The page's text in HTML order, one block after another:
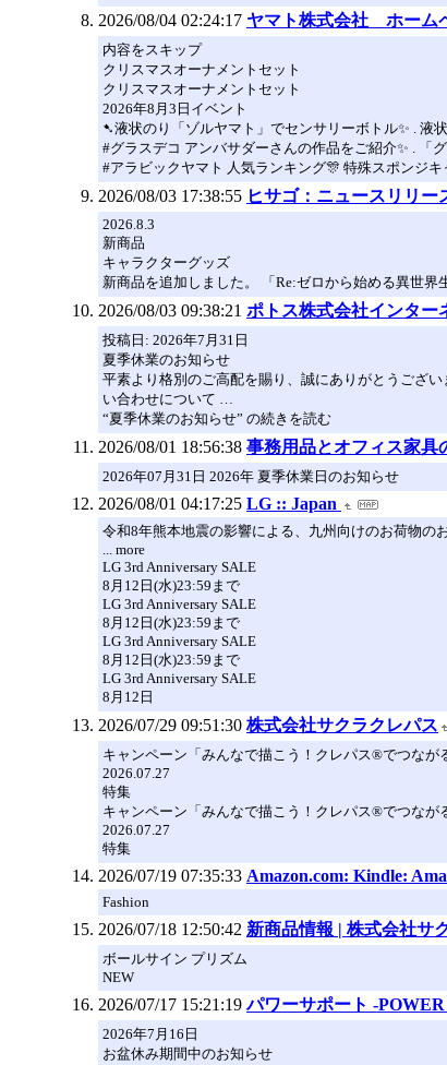
2026/08/04 02:24:17 ヤマト株式会社 ホーム
内容をスキップ
クリスマスオーナメントセット
クリスマスオーナメントセット
2026年8月3日イベント
➷液状のり「ゾルヤマト」でセンサリーボトル✨ . 液
#グラスデコ アンバサダーさんの作品をご紹介✨ . 「
#アラビックヤマト 人気ランキング🎊 特殊スポンジ
2026/08/03 17:38:55 ヒサゴ：ニュースリリー
2026.8.3
新商品
キャラクターグッズ
新商品を追加しました。 「Re:ゼロから始める異世界
2026/08/03 09:38:21 ポトス株式会社インター
投稿日: 2026年7月31日
夏季休業のお知らせ
平素より格別のご高配を賜り、誠にありがとうござ
い合わせについて …
“夏季休業のお知らせ” の続きを読む
2026/08/01 18:56:38 事務用品とオフィス家
2026年07月31日 2026年 夏季休業日のお知らせ
2026/08/01 04:17:25 LG :: Japan
令和8年熊本地震の影響による、九州向けのお荷物の
... more
LG 3rd Anniversary SALE
8月12日(水)23:59まで
LG 3rd Anniversary SALE
8月12日(水)23:59まで
LG 3rd Anniversary SALE
8月12日(水)23:59まで
LG 3rd Anniversary SALE
8月12日
2026/07/29 09:51:30 株式会社サクラクレパス
キャンペーン「みんなで描こう！クレパス®でつなが
2026.07.27
特集
キャンペーン「みんなで描こう！クレパス®でつなが
2026.07.27
特集
2026/07/19 07:35:33 Amazon.com: Kindle:
Fashion
2026/07/18 12:50:42 新商品情報 | 株式会社サ
ボールサイン プリズム
NEW
2026/07/17 15:21:19 パワーサポート -
2026年7月16日
お盆休み期間中のお知らせ